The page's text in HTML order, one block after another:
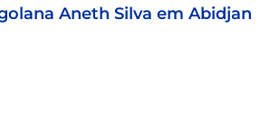
Visa For Music 2026